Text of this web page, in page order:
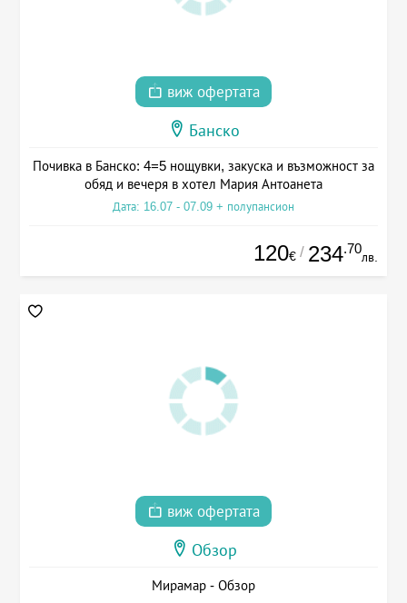
виж офертата
Банско
Почивка в Банско: 4=5 нощувки, закуска и възможност за
обяд и вечеря в хотел Мария Антоанета
Дата: 16.07 - 07.09 + полупансион
120€ / 234.70
лв.
виж офертата
Обзор
Мирамар - Обзор